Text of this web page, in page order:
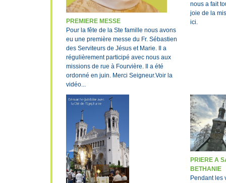
PREMIERE MESSE
Pour la fête de la Ste famille nous avons
eu une première messe du Fr. Sébastien
des Serviteurs de Jésus et Marie. Il a
régulièrement participé avec nous aux
missions de rue à Fourvière. Il a été
ordonné en juin. Merci Seigneur.Voir la
vidéo...
nous a fait
joie de la
ici.
PRIERE A
BETHANIE
Pendant les